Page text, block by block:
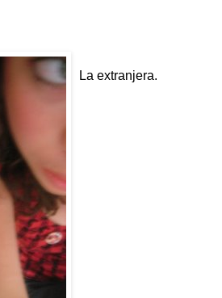
La extranjera.